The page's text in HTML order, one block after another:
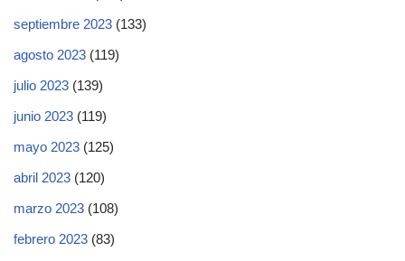
septiembre 2023 (133)
agosto 2023 (119)
julio 2023 (139)
junio 2023 (119)
mayo 2023 (125)
abril 2023 (120)
marzo 2023 (108)
febrero 2023 (83)